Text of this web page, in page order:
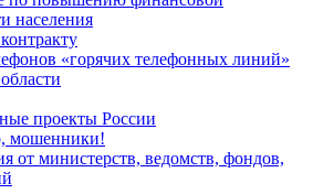
населения
«горячих телефонных линий»
проекты России
мошенники!
от министерств, ведомств, фондов,